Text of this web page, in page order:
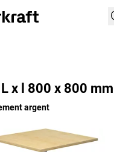
x l 800 x 800 mm
argent